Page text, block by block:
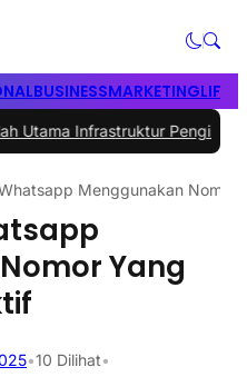
BUSINESSMARKETING
Pengisian Daya untuk
Menggunakan Nomor
Yang
•10 Dilihat•